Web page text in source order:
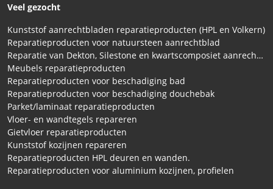
Veel gezocht
Kunststof aanrechtbladen reparatieproducten (HPL en Volkern)
Reparatieproducten voor natuursteen aanrechtblad
Reparatie van Dekton, Silestone en kwartscomposiet aanrechtbladen
Meubels reparatieproducten
Reparatieproducten voor beschadiging bad
Reparatieproducten voor beschadiging douchebak
Parket/laminaat reparatieproducten
Vloer- en wandtegels repareren
Gietvloer reparatieproducten
Kunststof kozijnen repareren
Reparatieproducten HPL deuren en wanden.
Reparatieproducten voor aluminium kozijnen, profielen